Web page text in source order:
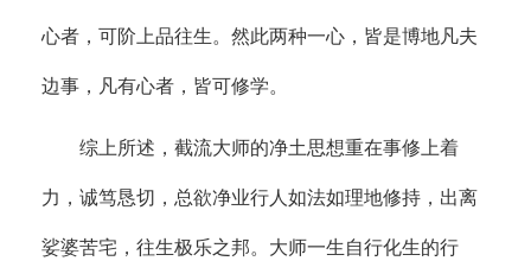
心者，可阶上品往生。然此两种一心，皆是博地凡夫
边事，凡有心者，皆可修学。
综上所述，截流大师的净土思想重在事修上着
力，诚笃恳切，总欲净业行人如法如理地修持，出离
娑婆苦宅，往生极乐之邦。大师一生自行化生的行